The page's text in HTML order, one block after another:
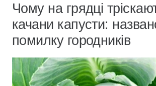
Чому на грядці
качани капусти:
помилку городників